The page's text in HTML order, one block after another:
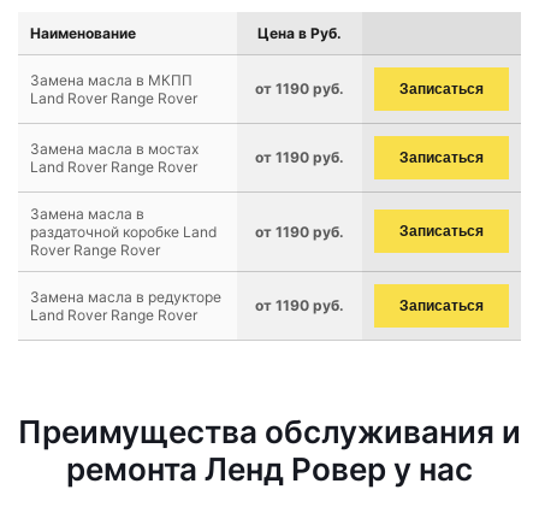
Наименование Цена в Руб.
Замена масла в МКПП
Land Rover Range Rover
от 1190 руб. Записаться
Замена масла в мостах
Land Rover Range Rover
от 1190 руб. Записаться
Замена масла в
раздаточной коробке Land
Rover Range Rover
от 1190 руб. Записаться
Замена масла в редукторе
Land Rover Range Rover
от 1190 руб. Записаться
Преимущества обслуживания и
ремонта Ленд Ровер у нас